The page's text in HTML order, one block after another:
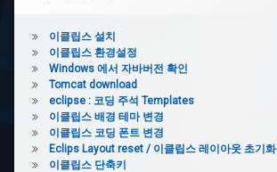
클
립
스
코
딩
폰
트
변
경
사
이
드
바
이클립스 설치
이클립스 환경설정
Windows 에서 자바버전 확인
Tomcat download
eclipse : 코딩 주석 Templates
이클립스 배경 테마 변경
이클립스 코딩 폰트 변경
Eclips Layout reset / 이클립스 레이아웃 초기화
이클립스 단축키